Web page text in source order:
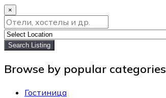
×
Search Listing
Browse by popular categories
Гостиница